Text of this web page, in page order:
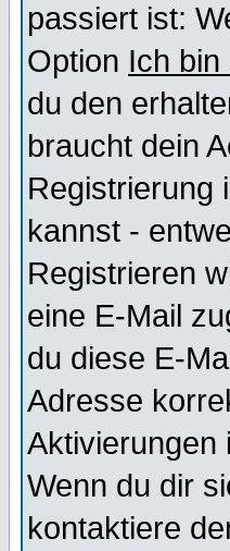
passiert ist:
Option Ich
du den
braucht dein
Registrierung
kannst -
Registrieren
eine E-Mail
du diese E-
Adresse
Aktivierungen
Wenn du dir
kontaktiere